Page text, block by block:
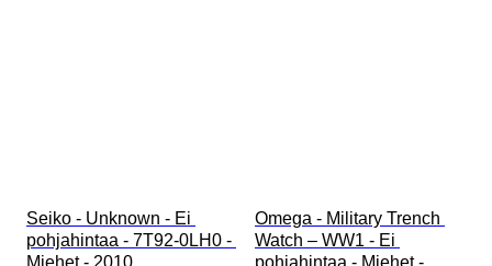
Seiko - Unknown - Ei
pohjahintaa - 7T92-0LH0 -
Miehet - 2010
Omega - Military Trench
Watch – WW1 - Ei
pohjahintaa - Miehet -